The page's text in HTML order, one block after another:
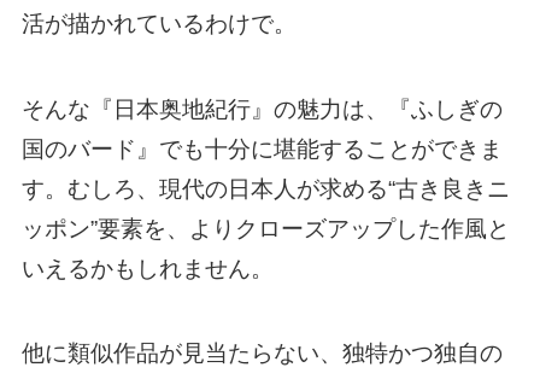
活が描かれているわけで。
そんな『日本奥地紀行』の魅力は、『ふしぎの
国のバード』でも十分に堪能することができま
す。むしろ、現代の日本人が求める“古き良きニ
ッポン”要素を、よりクローズアップした作風と
いえるかもしれません。
他に類似作品が見当たらない、独特かつ独自の